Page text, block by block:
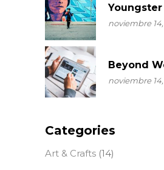
noviembre 14,
Beyond
noviembre 14,
Categories
Art & Crafts (14)